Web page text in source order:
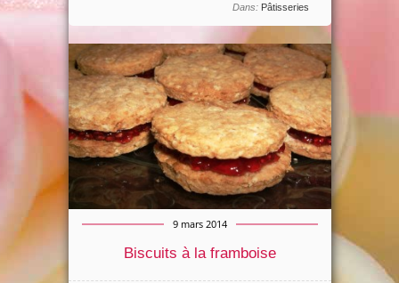
Dans: Pâtisseries
9 mars 2014
Biscuits à la framboise